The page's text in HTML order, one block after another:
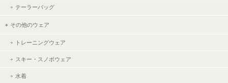
テーラーバッグ
その他のウェア
トレーニングウェア
スキー・スノボウェア
水着